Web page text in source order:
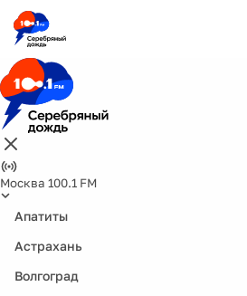
Москва 100.1 FM
Апатиты
Астрахань
Волгоград